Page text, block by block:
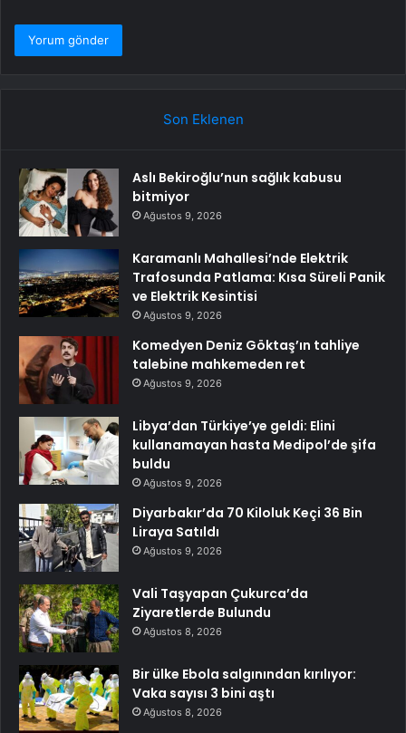
Son Eklenen
Aslı Bekiroğlu’nun sağlık kabusu
bitmiyor
Ağustos 9, 2026
Karamanlı Mahallesi’nde Elektrik
Trafosunda Patlama: Kısa Süreli Panik
ve Elektrik Kesintisi
Ağustos 9, 2026
Komedyen Deniz Göktaş’ın tahliye
talebine mahkemeden ret
Ağustos 9, 2026
Libya’dan Türkiye’ye geldi: Elini
kullanamayan hasta Medipol’de şifa
buldu
Ağustos 9, 2026
Diyarbakır’da 70 Kiloluk Keçi 36 Bin
Liraya Satıldı
Ağustos 9, 2026
Vali Taşyapan Çukurca’da
Ziyaretlerde Bulundu
Ağustos 8, 2026
Bir ülke Ebola salgınından kırılıyor:
Vaka sayısı 3 bini aştı
Ağustos 8, 2026